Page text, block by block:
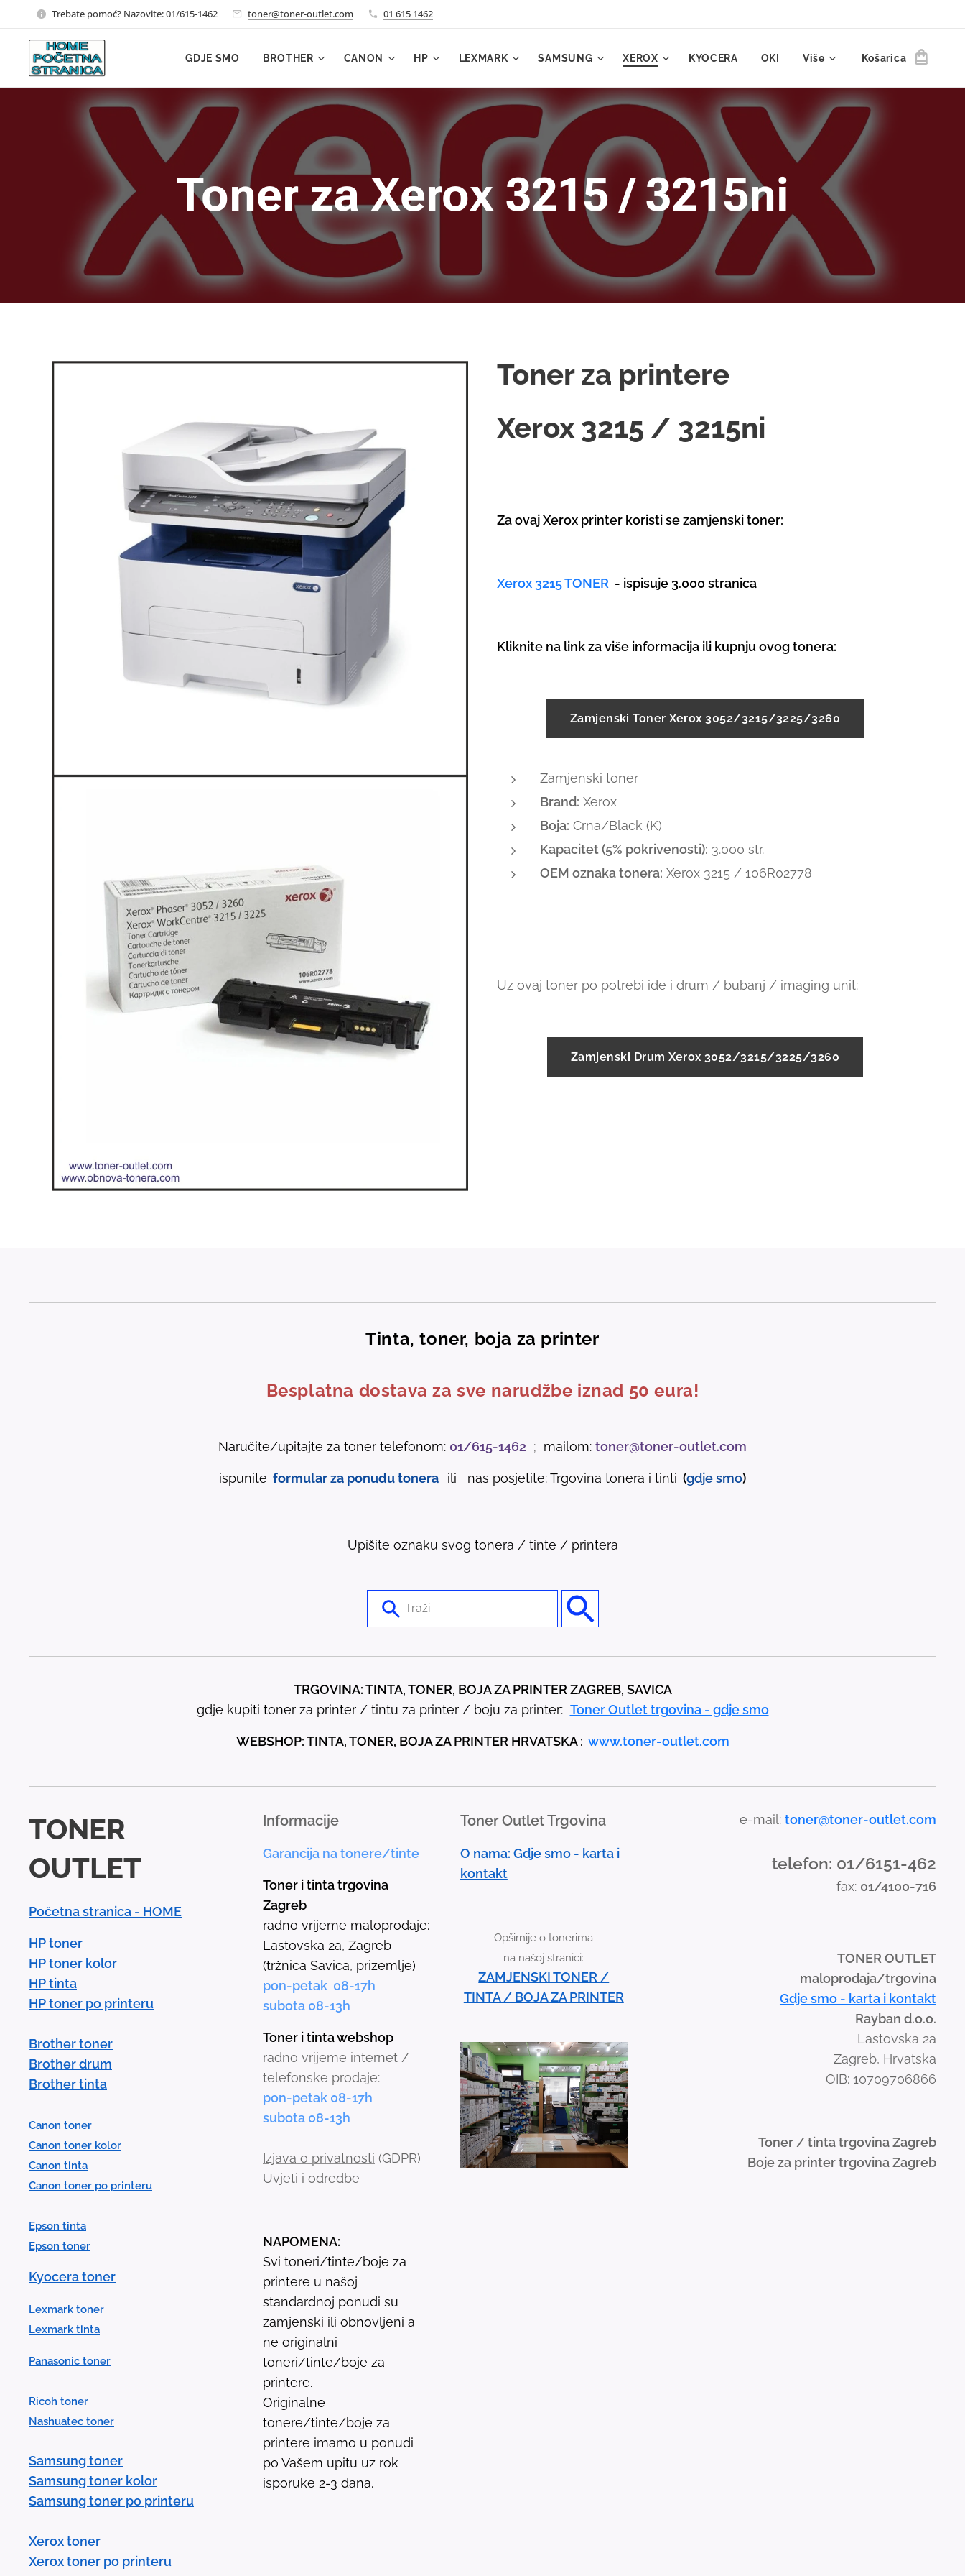
Trebate pomoć? Nazovite: 01/615-1462 toner@toner-outlet.com 01 615 1462
GDJE SMO BROTHER CANON HP LEXMARK SAMSUNG XEROX KYOCERA OKI Više Košarica
Toner za Xerox 3215 / 3215ni
Toner za printere
Xerox 3215 / 3215ni
Za ovaj Xerox printer koristi se zamjenski toner:
Xerox 3215 TONER - ispisuje 3.000 stranica
Kliknite na link za više informacija ili kupnju ovog tonera:
Zamjenski Toner Xerox 3052/3215/3225/3260
Zamjenski toner
Brand: Xerox
Boja: Crna/Black (K)
Kapacitet (5% pokrivenosti): 3.000 str.
OEM oznaka tonera: Xerox 3215 / 106R02778
Uz ovaj toner po potrebi ide i drum / bubanj / imaging unit:
Zamjenski Drum Xerox 3052/3215/3225/3260
Tinta, toner, boja za printer
Besplatna dostava za sve narudžbe iznad 50 eura!
Naručite/upitajte za toner telefonom: 01/615-1462 ; mailom: toner@toner-outlet.com
ispunite formular za ponudu tonera ili nas posjetite: Trgovina tonera i tinti (gdjesmo)
Upišite oznaku svog tonera / tinte / printera
t
u
p
d
w
w
s
o
s
e
l
e
c
TRGOVINA: TINTA, TONER, BOJA ZA PRINTER ZAGREB, SAVICA
gdje kupiti toner za printer / tintu za printer / boju za printer: Toner Outlet trgovina - gdje smo
WEBSHOP: TINTA, TONER, BOJA ZA PRINTER HRVATSKA : www.toner-outlet.com
TONER
OUTLET
Početna stranica - HOME
HP toner
HP toner kolor
HP tinta
HP toner po printeru
Brother toner
Brother drum
Brother tinta
Canon toner
Canon toner kolor
Canon tinta
Canon toner po printeru
Epson tinta
Epson toner
Kyocera toner
Lexmark toner
Lexmark tinta
Panasonic toner
Ricoh toner
Nashuatec toner
Samsung toner
Samsung toner kolor
Samsung toner po printeru
Xerox toner
Xerox toner po printeru
Informacije
Garancija na tonere/tinte
Toner i tinta trgovina
Zagreb
radno vrijeme maloprodaje:
Lastovska 2a, Zagreb
(tržnica Savica, prizemlje)
pon-petak 08-17h
subota 08-13h
Toner i tinta webshop
radno vrijeme internet /
telefonske prodaje:
pon-petak 08-17h
subota 08-13h
Izjava o privatnosti (GDPR)
Uvjeti i odredbe
NAPOMENA:
Svi toneri/tinte/boje za
printere u našoj
standardnoj ponudi su
zamjenski ili obnovljeni a
ne originalni
toneri/tinte/boje za
printere.
Originalne
tonere/tinte/boje za
printere imamo u ponudi
po Vašem upitu uz rok
isporuke 2-3 dana.
Toner Outlet Trgovina
O nama: Gdje smo - karta i
kontakt
Opširnije o tonerima
na našoj stranici:
ZAMJENSKI TONER /
TINTA / BOJA ZA PRINTER
e-mail: toner@toner-outlet.com
telefon: 01/6151-462
fax: 01/4100-716
TONER OUTLET
maloprodaja/trgovina
Gdje smo - karta i kontakt
Rayban d.o.o.
Lastovska 2a
Zagreb, Hrvatska
OIB: 10709706866
Toner / tinta trgovina Zagreb
Boje za printer trgovina Zagreb